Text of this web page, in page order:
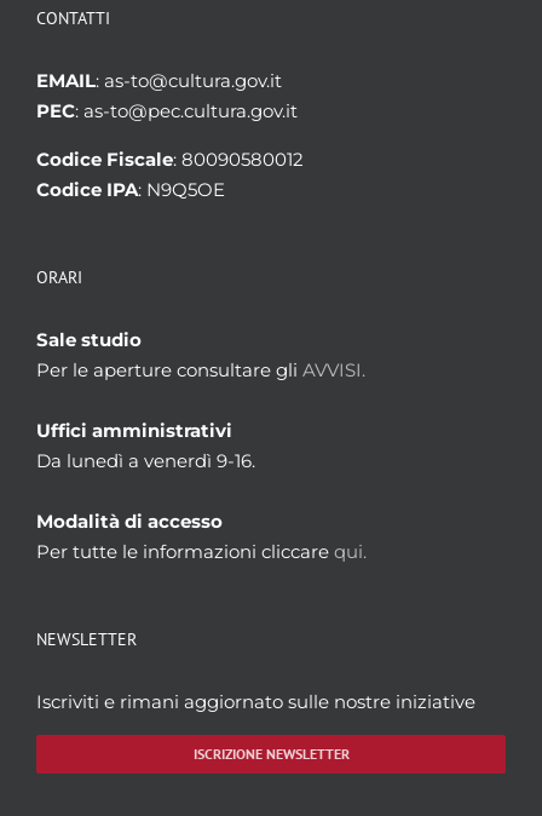
CONTATTI
EMAIL: as-to@cultura.gov.it
PEC: as-to@pec.cultura.gov.it
Codice Fiscale: 80090580012
Codice IPA: N9Q5OE
ORARI
Sale studio
Per le aperture consultare gli AVVISI.
Uffici amministrativi
Da lunedì a venerdì 9-16.
Modalità di accesso
Per tutte le informazioni cliccare qui.
NEWSLETTER
Iscriviti e rimani aggiornato sulle nostre iniziative
ISCRIZIONE NEWSLETTER